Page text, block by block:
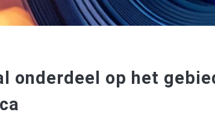
onderdeel op het